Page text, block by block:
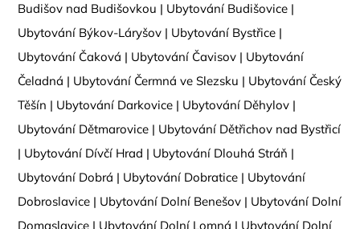
Budišov nad Budišovkou | Ubytování Budišovice |
Ubytování Býkov-Láryšov | Ubytování Bystřice |
Ubytování Čaková | Ubytování Čavisov | Ubytování
Čeladná | Ubytování Čermná ve Slezsku | Ubytování Český
Těšín | Ubytování Darkovice | Ubytování Děhylov |
Ubytování Dětmarovice | Ubytování Dětřichov nad Bystřicí
| Ubytování Dívčí Hrad | Ubytování Dlouhá Stráň |
Ubytování Dobrá | Ubytování Dobratice | Ubytování
Dobroslavice | Ubytování Dolní Benešov | Ubytování Dolní
Domaslavice | Ubytování Dolní Lomná | Ubytování Dolní